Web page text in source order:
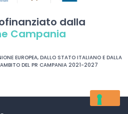
dalla
Campania
EUROPEA, DALLO STATO ITALIANO E DALLA
DEL PR CAMPANIA 2021-2027